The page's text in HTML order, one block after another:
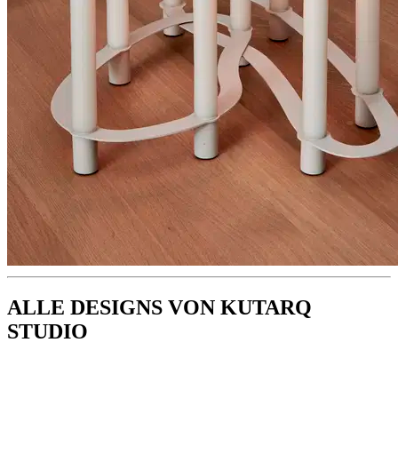
ALLE DESIGNS VON KUTARQ
STUDIO